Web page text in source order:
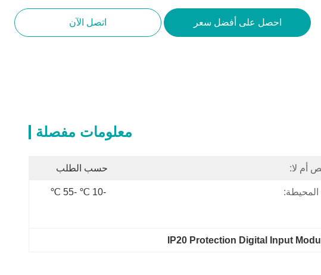
احصل على أفضل سعر اتصل الآن
معلومات مفصلة
أم لا: حسب الطلب
-10 ℃ -55 ℃
IP20 Protection Digital Input